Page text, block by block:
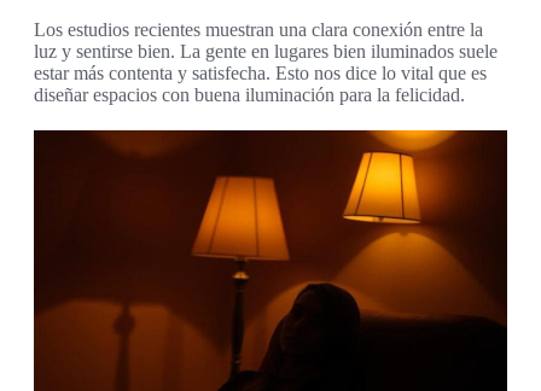
Los estudios recientes muestran una clara conexión entre la
luz y sentirse bien. La gente en lugares bien iluminados suele
estar más contenta y satisfecha. Esto nos dice lo vital que es
diseñar espacios con buena iluminación para la felicidad.